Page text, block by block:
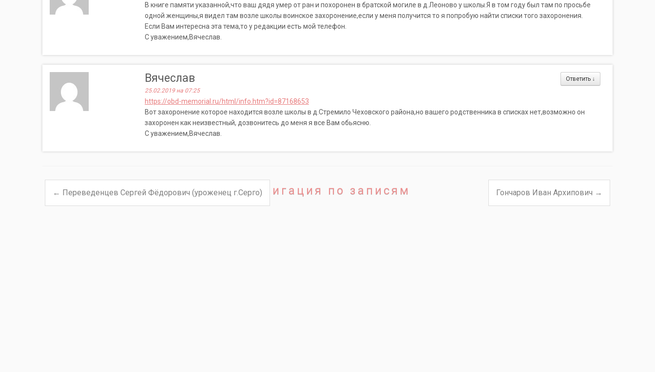
В книге памяти указанной,что ваш дядя умер от ран и похоронен в братской могиле в д.Леоново у школы.Я в том году был там по просьбе
одной женщины,я видел там возле школы воинское захоронение,если у меня получится то я попробую найти списки того захоронения.
Если Вам интересна эта тема,то у редакции есть мой телефон.
С уважением,Вячеслав.
Ответить ↓
Вячеслав
25.02.2019 на 07:25
https://obd-memorial.ru/html/info.htm?id=87168653
Вот захоронение которое находится возле школы в д.Стремило Чеховского района,но вашего родственника в списках нет,возможно он
захоронен как неизвестный, дозвонитесь до меня я все Вам обьясню.
С уважением,Вячеслав.
Навигация по записям
← Переведенцев Сергей Фёдорович (уроженец г.Серго) Гончаров Иван Архипович →